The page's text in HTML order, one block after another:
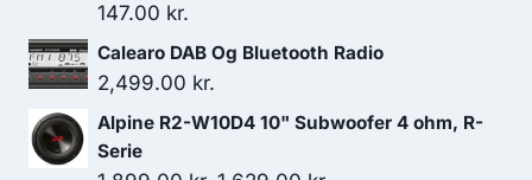
599.00 kr.. 539.10 kr..
147.00 kr.
Calearo DAB Og Bluetooth Radio
2,499.00 kr.
Alpine R2-W10D4 10" Subwoofer 4 ohm, R-
Serie